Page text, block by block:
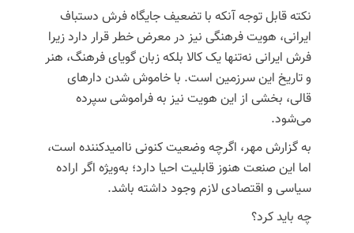
نکته قابل توجه آنکه با تضعیف جایگاه فرش دستباف
ایرانی، هویت فرهنگی نیز در معرض خطر قرار دارد زیرا
فرش ایرانی نه‌تنها یک کالا بلکه زبان گویای فرهنگ، هنر
و تاریخ این سرزمین است. با خاموش شدن دارهای
قالی، بخشی از این هویت نیز به فراموشی سپرده
می‌شود.
به گزارش مهر، اگرچه وضعیت کنونی ناامیدکننده است،
اما این صنعت هنوز قابلیت احیا دارد؛ به‌ویژه اگر اراده
سیاسی و اقتصادی لازم وجود داشته باشد.
چه باید کرد؟